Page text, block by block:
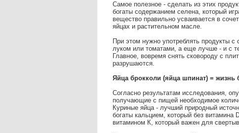
Самое полезное - сделать из этих
богаты содержанием селена, который
вещество правильно усваивается в
яйцах и растительном масле.
При этом нужно употреблять продукты
луком или томатами, а еще лучше - и с
Главное, вовремя снять сковороду с
разрушаются.
Яйца брокколи (яйца шпинат) = жизнь
Согласно результатам исследования,
получающие с пищей необходимое
Куриные яйца - лучший природный
богаты кальцием, который без витамина
витамином К, который важен для